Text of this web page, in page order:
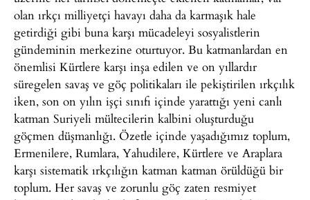
olan ırkçı milliyetçi havayı daha da karmaşık hale
getirdiği gibi buna karşı mücadeleyi sosyalistlerin
gündeminin merkezine oturtuyor. Bu katmanlardan en
önemlisi Kürtlere karşı inşa edilen ve on yıllardır
süregelen savaş ve göç politikaları ile pekiştirilen ırkçılık
iken, son on yılın işçi sınıfı içinde yarattığı yeni canlı
katman Suriyeli mültecilerin kalbini oluşturduğu
göçmen düşmanlığı. Özetle içinde yaşadığımız toplum,
Ermenilere, Rumlara, Yahudilere, Kürtlere ve Araplara
karşı sistematik ırkçılığın katman katman örüldüğü bir
toplum. Her savaş ve zorunlu göç zaten resmiyet